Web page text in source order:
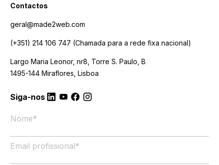
Contactos
geral@made2web.com
(+351) 214 106 747 (Chamada para a rede fixa nacional)
Largo Maria Leonor, nr8, Torre S. Paulo, B
1495-144 Miraflores, Lisboa
Siga-nos
Nome*
Email profissional*